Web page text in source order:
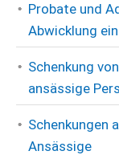
Probate und
Abwicklung
Schenkung
ansässige
Schenkungen
Ansässige